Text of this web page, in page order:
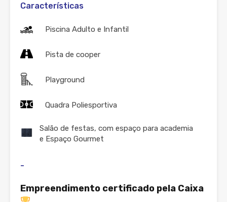
Características
Piscina Adulto e Infantil
Pista de cooper
Playground
Quadra Poliesportiva
Salão de festas, com espaço para academia
e Espaço Gourmet
-
Empreendimento certificado pela Caixa